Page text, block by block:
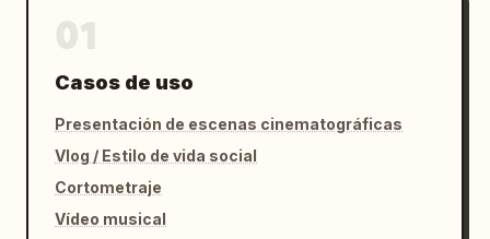
Casos de uso
Presentación de escenas cinematográficas
Vlog / Estilo de vida social
Cortometraje
Vídeo musical